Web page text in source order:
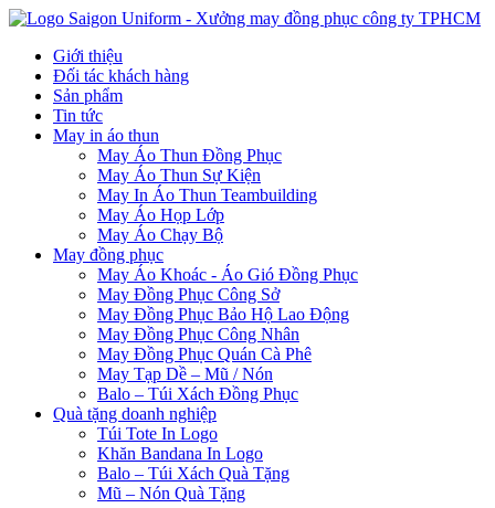
Giới thiệu
Đối tác khách hàng
Sản phẩm
Tin tức
May in áo thun
May Áo Thun Đồng Phục
May Áo Thun Sự Kiện
May In Áo Thun Teambuilding
May Áo Họp Lớp
May Áo Chạy Bộ
May đồng phục
May Áo Khoác - Áo Gió Đồng Phục
May Đồng Phục Công Sở
May Đồng Phục Bảo Hộ Lao Động
May Đồng Phục Công Nhân
May Đồng Phục Quán Cà Phê
May Tạp Dề – Mũ / Nón
Balo – Túi Xách Đồng Phục
Quà tặng doanh nghiệp
Túi Tote In Logo
Khăn Bandana In Logo
Balo – Túi Xách Quà Tặng
Mũ – Nón Quà Tặng